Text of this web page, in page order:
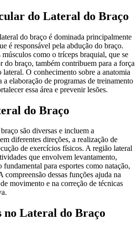
do Lateral do Braço
do braço é dominada principalmente
é responsável pela abdução do braço.
como o tríceps braquial, que se
do braço, também contribuem para a força
lateral. O conhecimento sobre a anatomia
a elaboração de programas de treinamento
essa área e prevenir lesões.
do Braço
são diversas e incluem a
diferentes direções, a realização de
de exercícios físicos. A região lateral
que envolvem levantamento,
fundamental para esportes como natação,
compreensão dessas funções ajuda na
movimento e na correção de técnicas
no Lateral do Braço